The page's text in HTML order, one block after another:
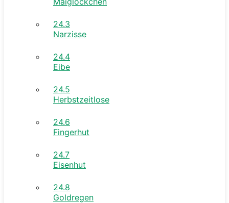
24.3
Narzisse
24.4
Eibe
24.5
Herbstzeitlose
24.6
Fingerhut
24.7
Eisenhut
24.8
Goldregen